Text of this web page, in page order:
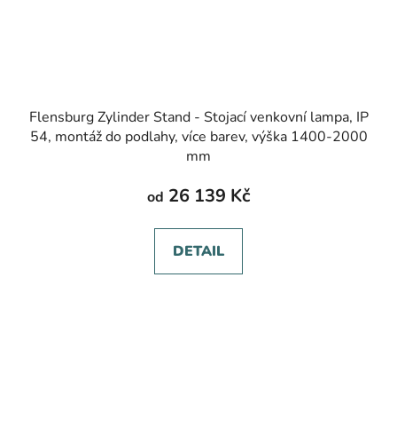
Flensburg Zylinder Stand - Stojací venkovní lampa, IP
54, montáž do podlahy, více barev, výška 1400-2000
mm
od 26 139 Kč
DETAIL